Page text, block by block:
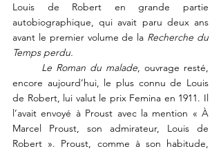
Louis de Robert en grande partie
autobiographique, qui avait paru deux ans
avant le premier volume de la Recherche du
Temps perdu.
Le Roman du malade, ouvrage resté,
encore aujourd’hui, le plus connu de Louis
de Robert, lui valut le prix Femina en 1911. Il
l’avait envoyé à Proust avec la mention « À
Marcel Proust, son admirateur, Louis de
Robert ». Proust, comme à son habitude,